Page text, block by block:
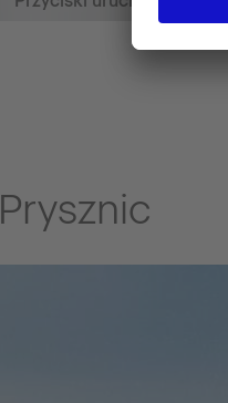
Prysznic